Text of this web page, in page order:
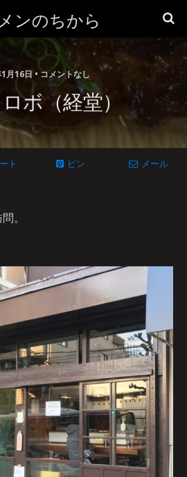
ンのちから
月16日 • コメントなし
ボ（経堂）
ト ピン メール
。